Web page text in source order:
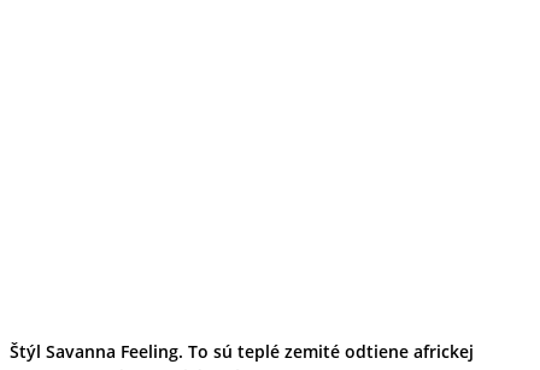
Štýl Savanna Feeling. To sú teplé zemité odtiene africkej